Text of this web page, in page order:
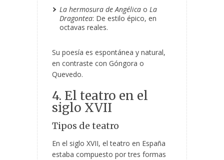
La hermosura de Angélica o La
Dragontea: De estilo épico, en
octavas reales.
Su poesía es espontánea y natural,
en contraste con Góngora o
Quevedo.
4. El teatro en el
siglo XVII
Tipos de teatro
En el siglo XVII, el teatro en España
estaba compuesto por tres formas